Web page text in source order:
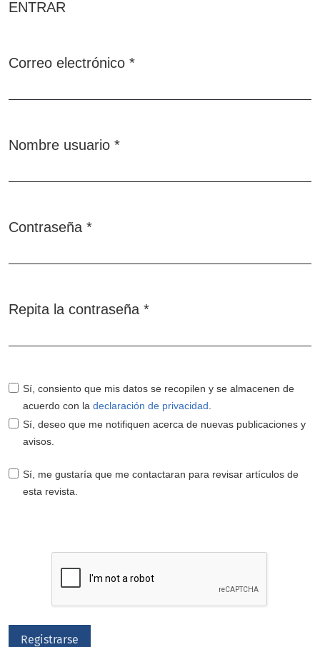
ENTRAR
Correo electrónico *
Nombre usuario *
Contraseña *
Repita la contraseña *
Sí, consiento que mis datos se recopilen y se almacenen de
acuerdo con ladeclaración de privacidad
Sí, deseo que me notifiquen acerca de nuevas publicaciones y
avisos.
Sí, me gustaría que me contactaran para revisar artículos de
esta revista.
Registrarse